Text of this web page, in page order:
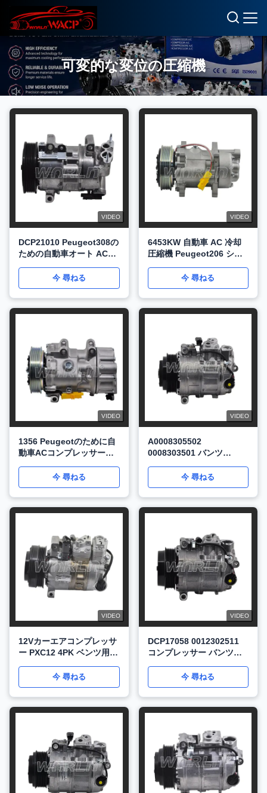
可変的な変位の圧縮機
VIDEO
DCP21010 Peugeot308の
ための自動車オート AC圧
WXPG036のための
今 尋ねる
VIDEO
6453KW 自動車 AC 冷却
圧縮機 Peugeot206 シト
今 尋ねる
VIDEO
1356 Peugeotのために自
動車ACコンプレッサー
トナーのために WXPG030
今 尋ねる
VIDEO
A0008305502
0008303501 バンツ
WXMB082用の自動車用エ
アコンプレッサー 12V
今 尋ねる
VIDEO
12Vカーエアコンプレッサ
ー PXC12 4PK ベンツ用
2017-2020 WXMB064
今 尋ねる
VIDEO
DCP17058 0012302511
コンプレッサー バンツ
WXMB063用の自動車エア
コン
今 尋ねる